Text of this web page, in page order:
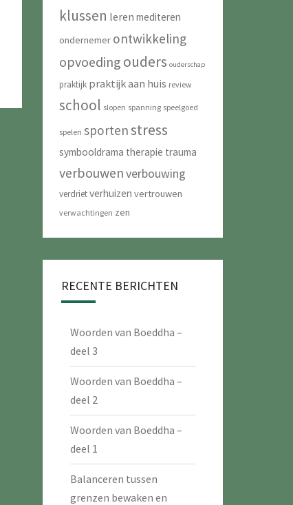
klussen leren mediteren
ondernemer ontwikkeling
opvoeding ouders ouderschap
praktijk praktijk aan huis review
school slopen spanning speelgoed
spelen sportenstress
symbooldrama therapie trauma
verbouwenverbouwing
verdriet verhuizen vertrouwen
verwachtingen zen
RECENTE BERICHTEN
Woorden van Boeddha –
deel 3
Woorden van Boeddha –
deel 2
Woorden van Boeddha –
deel 1
Balanceren tussen
grenzen bewaken en